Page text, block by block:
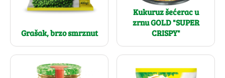
Grašak, brzo smrznut
Kukuruz šećerac u
zrnu GOLD "SUPER
CRISPY"